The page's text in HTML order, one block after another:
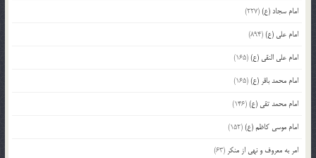
امام سجاد (ع)(227)
امام علی (ع)(894)
امام علی النقی (ع)(165)
امام محمد باقر (ع)(165)
امام محمد تقی (ع)(146)
امام موسی کاظم (ع)(152)
امر به معروف و نهی از منکر (63)